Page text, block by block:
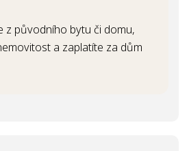
z původního bytu či domu,
a zaplatíte za dům